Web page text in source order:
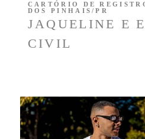
JAQUELINE E
CIVIL
CARTÓRIO DE
DOS PINHAIS/PR